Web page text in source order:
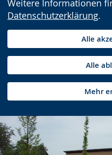
Weitere Informationen
Datenschutzerklärung.
Alle
Alle
Mehr